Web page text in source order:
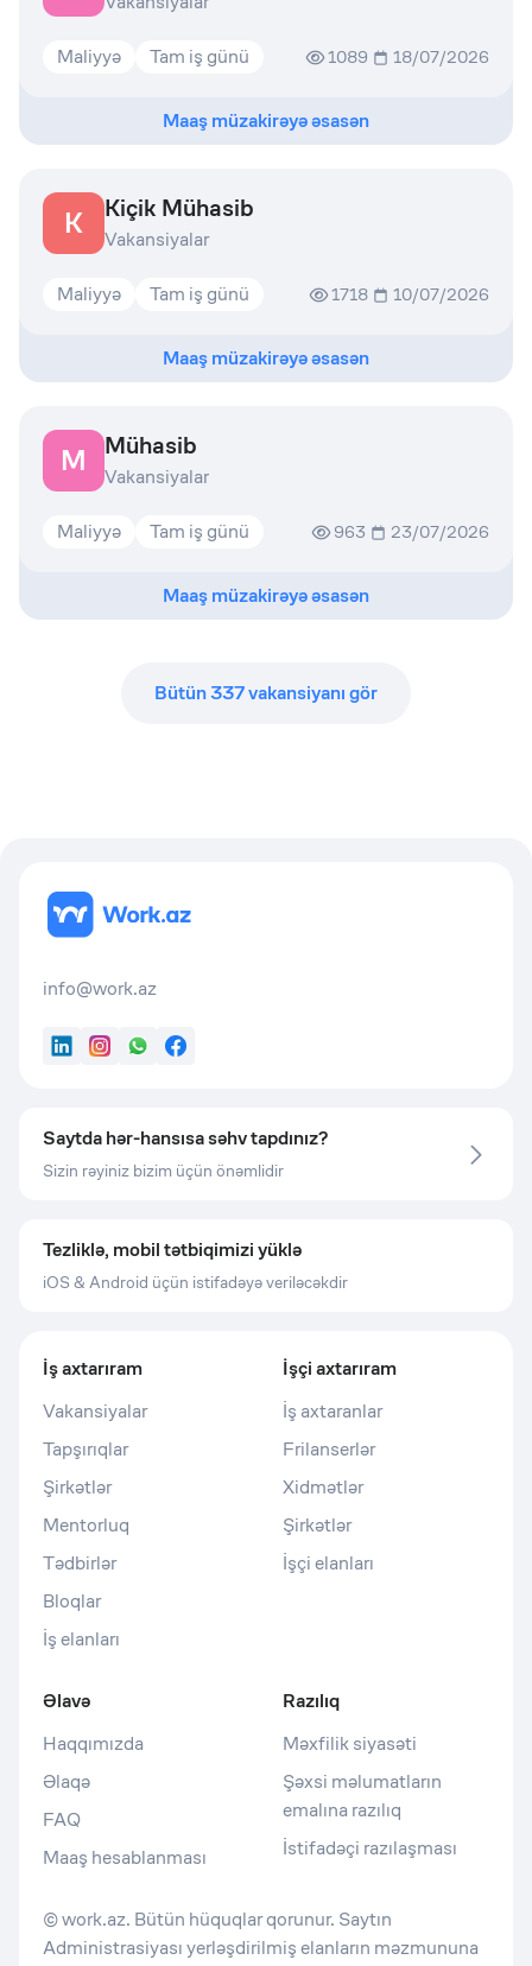
Maliyyə Tam iş günü 1089 18/07/2026
Maaş müzakirəyə əsasən
K Kiçik Mühasib
Vakansiyalar
Maliyyə Tam iş günü 1718 10/07/2026
Maaş müzakirəyə əsasən
M Mühasib
Vakansiyalar
Maliyyə Tam iş günü 963 23/07/2026
Maaş müzakirəyə əsasən
Bütün337vakansiyanı gör
info@work.az
LinkedInInstagram
WhatsApp
Facebook
Saytda hər-hansısa səhv tapdınız?
Sizin rəyiniz bizim üçün önəmlidir
Tezliklə, mobil tətbiqimizi yüklə
iOS & Android üçün istifadəyə veriləcəkdir
İş axtarıram
Vakansiyalar
Tapşırıqlar
Şirkətlər
Mentorluq
Tədbirlər
Bloqlar
İş elanları
İşçi axtarıram
İş axtaranlar
Frilanserlər
Xidmətlər
Şirkətlər
İşçi elanları
Əlavə
Haqqımızda
Əlaqə
FAQ
Maaş hesablanması
Razılıq
Məxfilik siyasəti
Şəxsi məlumatların
emalına razılıq
İstifadəçi razılaşması
© work.az. Bütün hüquqlar qorunur. Saytın
Administrasiyası yerləşdirilmiş elanların məzmununa